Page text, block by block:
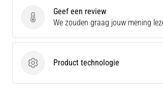
Geef een review
Geef een review
We zouden graag jouw mening
Product technologie
Product technologie